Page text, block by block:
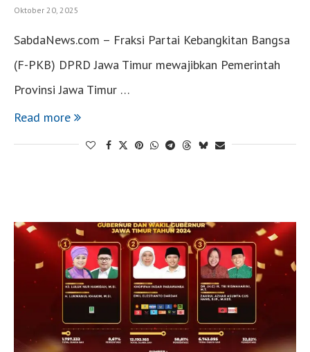
Oktober 20, 2025
SabdaNews.com – Fraksi Partai Kebangkitan Bangsa
(F-PKB) DPRD Jawa Timur mewajibkan Pemerintah
Provinsi Jawa Timur …
Read more